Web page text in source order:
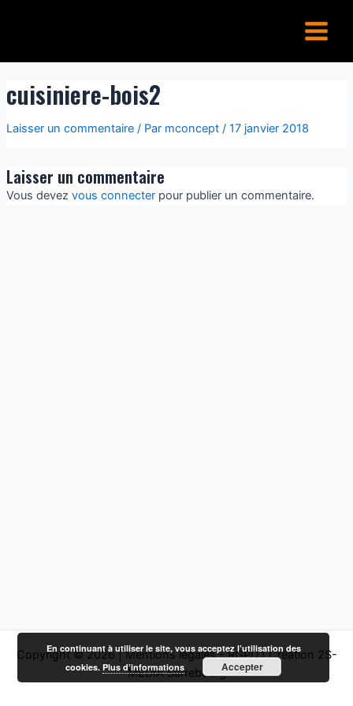
Menu
cuisiniere-bois2
Laisser un commentaire / Par mconcept / 17 janvier 2018
Laisser un commentaire
Vous devez vous connecterpour publier un commentaire.
Copyright © 2026 |Mentions légales - RGPD|Création 2S-
MEDIA Sarrebourg
En continuant à utiliser le site, vous acceptez l’utilisation des
cookies.Plus d’informations Accepter